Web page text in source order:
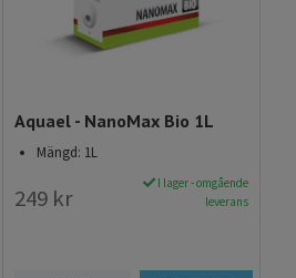
Aquael - NanoMax Bio 1L
Mängd: 1L
249 kr
I lager - omgående
leverans